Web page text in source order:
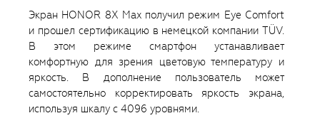
Экран HONOR 8X Max получил режим Eye Comfort
и прошел сертификацию в немецкой компании TÜV.
В этом режиме смартфон устанавливает
комфортную для зрения цветовую температуру и
яркость. В дополнение пользователь может
самостоятельно корректировать яркость экрана,
используя шкалу с 4096 уровнями.